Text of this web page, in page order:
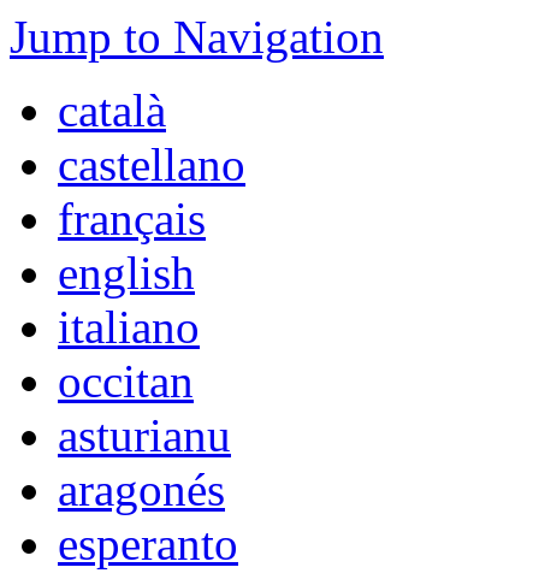
Jump to Navigation
català
castellano
français
english
italiano
occitan
asturianu
aragonés
esperanto